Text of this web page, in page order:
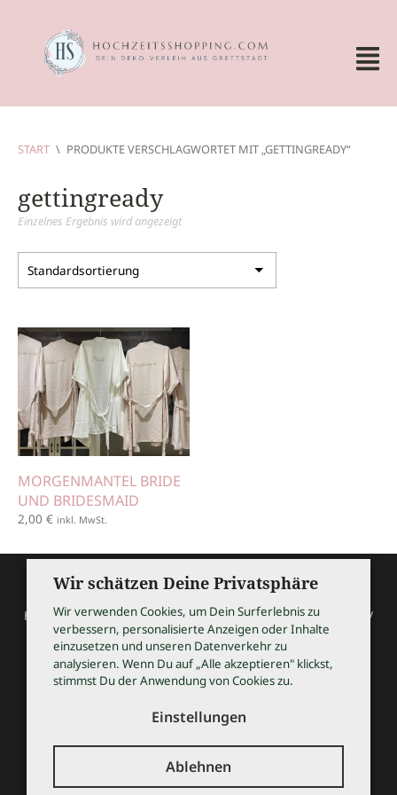
START \ PRODUKTE VERSCHLAGWORTET MIT „GETTINGREADY“
gettingready
Einzelnes Ergebnis wird angezeigt
MORGENMANTEL BRIDE
UND BRIDESMAID
2,00 € inkl. MwSt.
HOCHZEITSSHOPPING / Thomas Bauer / Meßmerstraße 32 /
97508 Grettstadt
Tel 09729 9099504 / info@hochzeitsshopping.com
AGB
IMPRESSUM
Wir schätzen Deine Privatsphäre
Wir verwenden Cookies, um Dein Surferlebnis zu
verbessern, personalisierte Anzeigen oder Inhalte
einzusetzen und unseren Datenverkehr zu
analysieren. Wenn Du auf „Alle akzeptieren" klickst,
stimmst Du der Anwendung von Cookies zu.
Einstellungen
Ablehnen